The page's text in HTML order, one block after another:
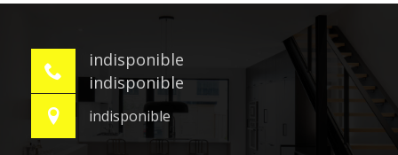
indisponible
indisponible
indisponible